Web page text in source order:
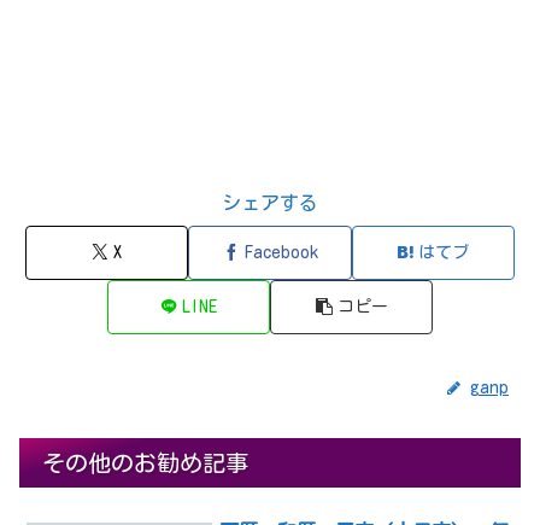
シェアする
X Facebook はてブ
LINE コピー
ganp
その他のお勧め記事